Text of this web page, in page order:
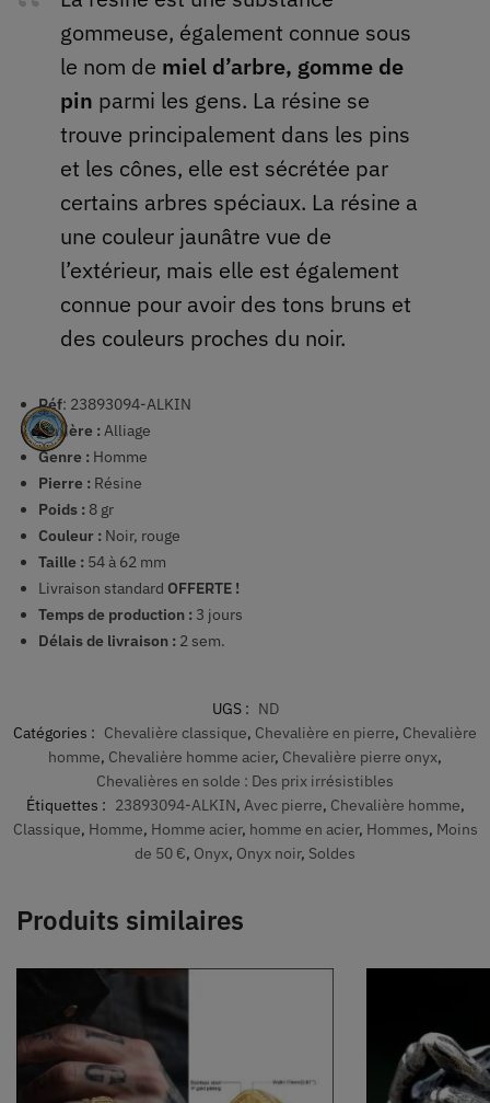
gommeuse, également connue sous
le nom de miel d’arbre, gomme de
pin parmi les gens. La résine se
trouve principalement dans les pins
et les cônes, elle est sécrétée par
certains arbres spéciaux. La résine a
une couleur jaunâtre vue de
l’extérieur, mais elle est également
connue pour avoir des tons bruns et
des couleurs proches du noir.
Réf: 23893094-ALKIN
Matière :Alliage
Genre : Homme
Pierre : Résine
Poids : 8 gr
Couleur : Noir, rouge
Taille : 54 à 62 mm
Livraison standard OFFERTE !
Temps de production : 3 jours
Délais de livraison : 2 sem.
UGS : ND
Catégories : Chevalière classique, Chevalière en pierre, Chevalière
homme, Chevalière homme acier, Chevalière pierre onyx,
Chevalières en solde : Des prix irrésistibles
Étiquettes : 23893094-ALKIN, Avec pierre, Chevalière homme,
Classique, Homme, Homme acier, homme en acier, Hommes, Moins
de 50 €, Onyx, Onyx noir, Soldes
Produits similaires